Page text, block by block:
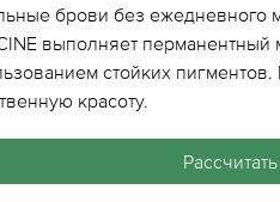
брови без ежедневного
выполняет перманентный
стойких
красоту.